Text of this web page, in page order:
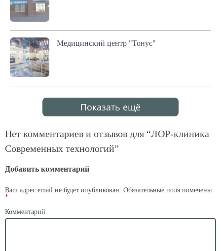
Медицинский центр "Тонус"
Показать ещё
Нет комментариев и отзывов для “ЛОР-клиника
Современных технологий”
Добавить комментарий
Ваш адрес email не будет опубликован. Обязательные поля помечены
*
Комментарий